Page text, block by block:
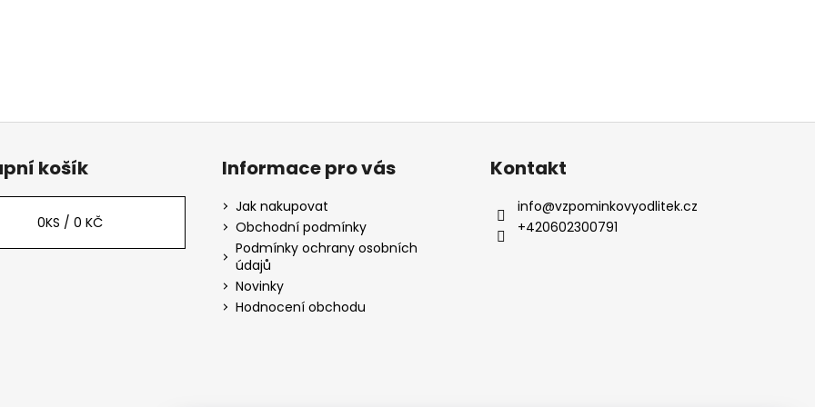
košík
0KS / 0 KČ
Informace pro vás
Jak nakupovat
Obchodní podmínky
Podmínky ochrany osobních
údajů
Novinky
Hodnocení obchodu
Kontakt
info@vzpominkovyodlitek.cz
+420602300791